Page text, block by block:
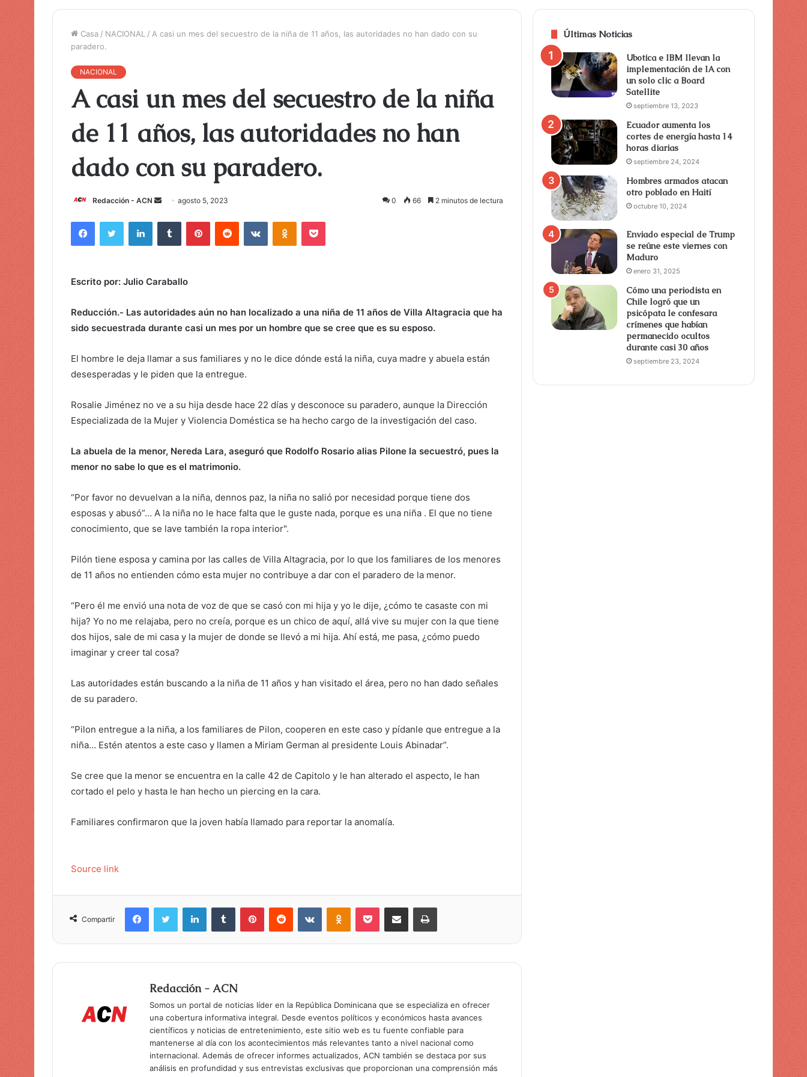
Casa / NACIONAL / A casi un mes del secuestro de la niña de 11 años, las autoridades no han dado con su
paradero.
NACIONAL
A casi un mes del secuestro de la niña
de 11 años, las autoridades no han
dado con su paradero.
Redacción - ACN
i
u
c
o
r
e
e
l
n
c
agosto 5, 2023 0 66 2 minutos de lectura
Escrito por: Julio Caraballo
Reducción.- Las autoridades aún no han localizado a una niña de 11 años de Villa Altagracia que ha
sido secuestrada durante casi un mes por un hombre que se cree que es su esposo.
El hombre le deja llamar a sus familiares y no le dice dónde está la niña, cuya madre y abuela están
desesperadas y le piden que la entregue.
Rosalie Jiménez no ve a su hija desde hace 22 días y desconoce su paradero, aunque la Dirección
Especializada de la Mujer y Violencia Doméstica se ha hecho cargo de la investigación del caso.
La abuela de la menor, Nereda Lara, aseguró que Rodolfo Rosario alias Pilone la secuestró, pues la
menor no sabe lo que es el matrimonio.
“Por favor no devuelvan a la niña, dennos paz, la niña no salió por necesidad porque tiene dos
esposas y abusó”… A la niña no le hace falta que le guste nada, porque es una niña . El que no tiene
conocimiento, que se lave también la ropa interior".
Pilón tiene esposa y camina por las calles de Villa Altagracia, por lo que los familiares de los menores
de 11 años no entienden cómo esta mujer no contribuye a dar con el paradero de la menor.
“Pero él me envió una nota de voz de que se casó con mi hija y yo le dije, ¿cómo te casaste con mi
hija? Yo no me relajaba, pero no creía, porque es un chico de aquí, allá vive su mujer con la que tiene
dos hijos, sale de mi casa y la mujer de donde se llevó a mi hija. Ahí está, me pasa, ¿cómo puedo
imaginar y creer tal cosa?
Las autoridades están buscando a la niña de 11 años y han visitado el área, pero no han dado señales
de su paradero.
“Pilon entregue a la niña, a los familiares de Pilon, cooperen en este caso y pídanle que entregue a la
niña… Estén atentos a este caso y llamen a Miriam German al presidente Louis Abinadar”.
Se cree que la menor se encuentra en la calle 42 de Capitolo y le han alterado el aspecto, le han
cortado el pelo y hasta le han hecho un piercing en la cara.
Familiares confirmaron que la joven había llamado para reportar la anomalía.
Source link
Compartir
Redacción - ACN
Somos un portal de noticias líder en la República Dominicana que se especializa en ofrecer
una cobertura informativa integral. Desde eventos políticos y económicos hasta avances
científicos y noticias de entretenimiento, este sitio web es tu fuente confiable para
mantenerse al día con los acontecimientos más relevantes tanto a nivel nacional como
internacional. Además de ofrecer informes actualizados, ACN también se destaca por sus
análisis en profundidad y sus entrevistas exclusivas que proporcionan una comprensión más
Últimas Noticias
Ubotica e IBM llevan la
implementación de IA con
un solo clic a Board
Satellite
septiembre 13, 2023
Ecuador aumenta los
cortes de energía hasta 14
horas diarias
septiembre 24, 2024
Hombres armados atacan
otro poblado en Haití
octubre 10, 2024
Enviado especial de Trump
se reúne este viernes con
Maduro
enero 31, 2025
Cómo una periodista en
Chile logró que un
psicópata le confesara
crímenes que habían
permanecido ocultos
durante casi 30 años
septiembre 23, 2024